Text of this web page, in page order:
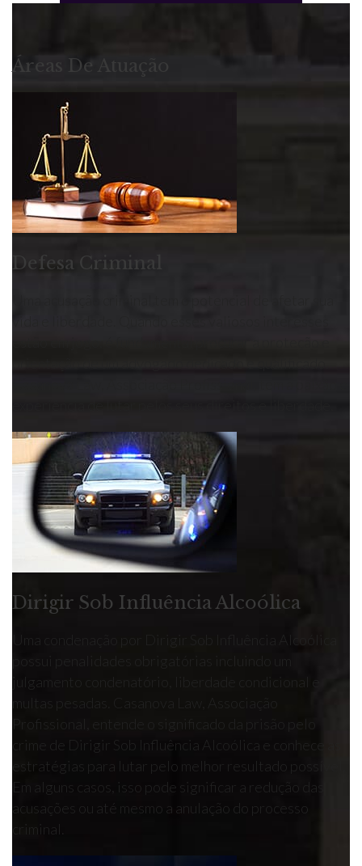
Áreas De Atuação
Defesa Criminal
Dirigir Sob Influência Alcoólica
julgamento condenatório, liberdade condicional e
Profissional, entende o significado da prisão pelo
crime de Dirigir Sob Influência Alcoólica e conhece as
estratégias para lutar pelo melhor resultado possível.
Em alguns casos, isso pode significar a redução das
acusações ou até mesmo a anulação do processo
criminal.